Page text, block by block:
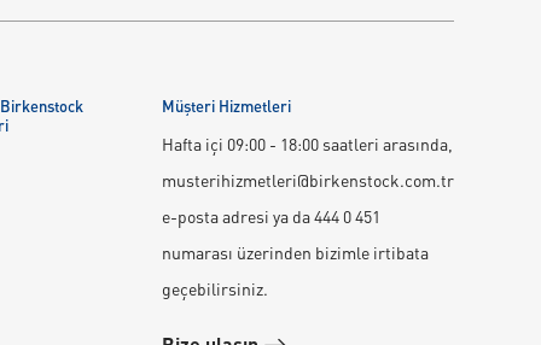
Müşteri Hizmetleri
Hafta içi 09:00 - 18:00 saatleri arasında,
musterihizmetleri@birkenstock.com.tr
e-posta adresi ya da 444 0 451
numarası üzerinden bizimle irtibata
geçebilirsiniz.